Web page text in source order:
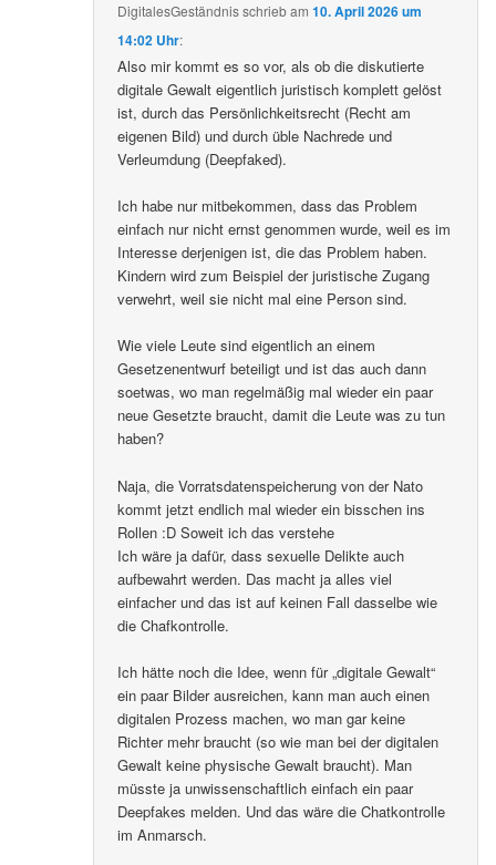
DigitalesGeständnisschriebam10. April 2026 um
14:02 Uhr:
Also mir kommt es so vor, als ob die diskutierte
digitale Gewalt eigentlich juristisch komplett gelöst
ist, durch das Persönlichkeitsrecht (Recht am
eigenen Bild) und durch üble Nachrede und
Verleumdung (Deepfaked).
Ich habe nur mitbekommen, dass das Problem
einfach nur nicht ernst genommen wurde, weil es im
Interesse derjenigen ist, die das Problem haben.
Kindern wird zum Beispiel der juristische Zugang
verwehrt, weil sie nicht mal eine Person sind.
Wie viele Leute sind eigentlich an einem
Gesetzenentwurf beteiligt und ist das auch dann
soetwas, wo man regelmäßig mal wieder ein paar
neue Gesetzte braucht, damit die Leute was zu tun
haben?
Naja, die Vorratsdatenspeicherung von der Nato
kommt jetzt endlich mal wieder ein bisschen ins
Rollen :D Soweit ich das verstehe
Ich wäre ja dafür, dass sexuelle Delikte auch
aufbewahrt werden. Das macht ja alles viel
einfacher und das ist auf keinen Fall dasselbe wie
die Chafkontrolle.
Ich hätte noch die Idee, wenn für „digitale Gewalt“
ein paar Bilder ausreichen, kann man auch einen
digitalen Prozess machen, wo man gar keine
Richter mehr braucht (so wie man bei der digitalen
Gewalt keine physische Gewalt braucht). Man
müsste ja unwissenschaftlich einfach ein paar
Deepfakes melden. Und das wäre die Chatkontrolle
im Anmarsch.